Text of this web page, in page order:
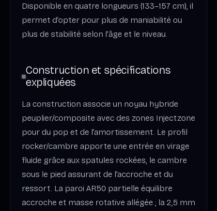
Disponible en quatre longueurs (133–157 cm), il
permet d’opter pour plus de maniabilité ou
plus de stabilité selon l’âge et le niveau.
Construction et spécifications
expliquées
La construction associe un noyau hybride
peuplier/composite avec des zones Injectzone
pour du pop et de l’amortissement. Le profil
rocker/cambre apporte une entrée en virage
fluide grâce aux spatules rockées, le cambre
sous le pied assurant de l’accroche et du
ressort. La paroi AR50 partielle équilibre
accroche et masse rotative allégée ; la 2,5 mm